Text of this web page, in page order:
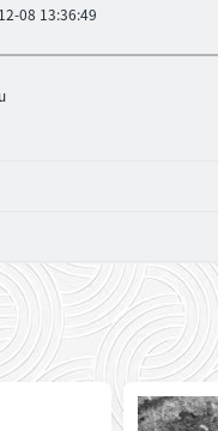
08 13:36:49